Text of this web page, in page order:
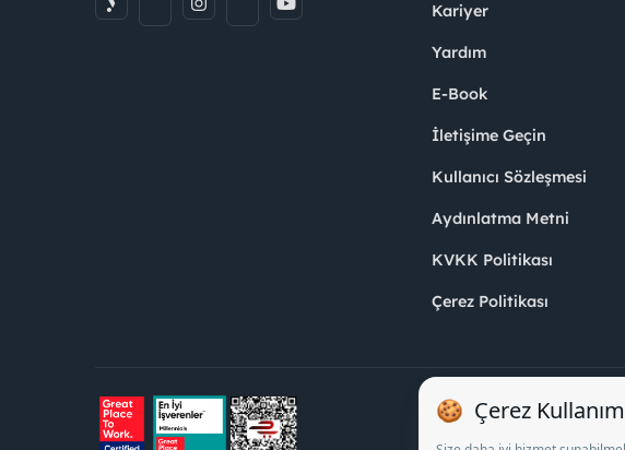
Kariyer
Yardım
E-Book
İletişime Geçin
Kullanıcı Sözleşmesi
Aydınlatma Metni
KVKK Politikası
Çerez Politikası